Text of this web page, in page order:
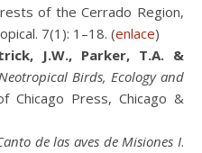
of the Cerrado Region,
7(1): 1–18. (enlace)
J.W., Parker, T.A. &
Birds, Ecology and
Chicago Press, Chicago &
de las aves de Misiones I.